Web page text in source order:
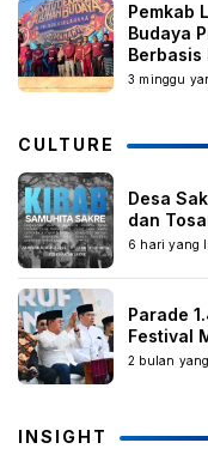
Pemkab
Budaya
Berbasis
3 minggu
CULTURE
Desa
dan
6 hari yang
Parade
Festival
2 bulan
INSIGHT